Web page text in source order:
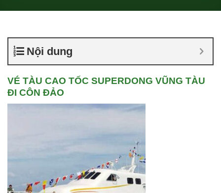
Nội dung
VÉ TÀU CAO TỐC SUPERDONG VŨNG TÀU
ĐI CÔN ĐẢO